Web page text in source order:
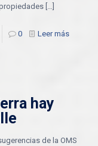
0 Leer más
hay
de la OMS